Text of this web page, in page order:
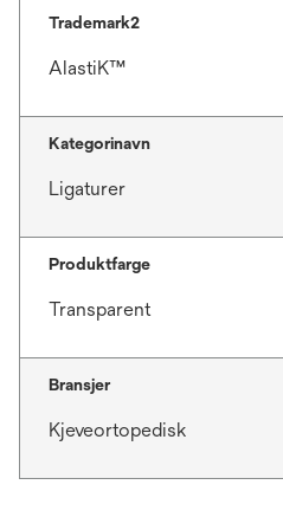
Trademark2
AlastiK™
Kategorinavn
Ligaturer
Produktfarge
Transparent
Bransjer
Kjeveortopedisk